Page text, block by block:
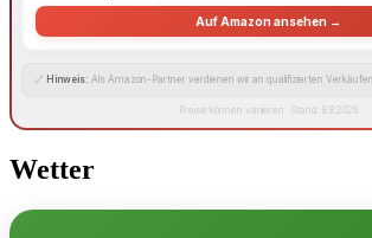
Auf Amazon ansehen →
🔗 Hinweis: Als Amazon-Partner verdienen wir an qualifizierten
Preise können variieren · Stand: 8.8.2026
Wetter